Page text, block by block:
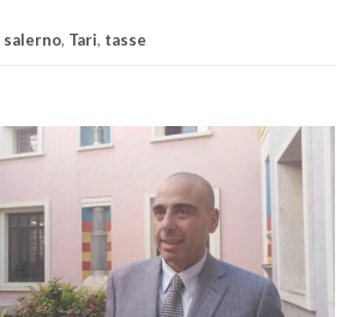
salerno, Tari, tasse